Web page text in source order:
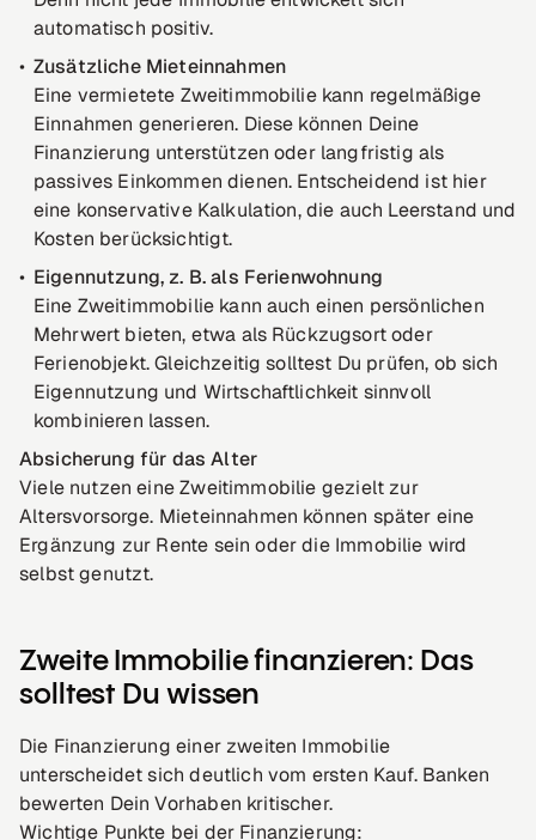
automatisch positiv.
Zusätzliche Mieteinnahmen
Eine vermietete Zweitimmobilie kann regelmäßige
Einnahmen generieren. Diese können Deine
Finanzierung unterstützen oder langfristig als
passives Einkommen dienen. Entscheidend ist hier
eine konservative Kalkulation, die auch Leerstand und
Kosten berücksichtigt.
Eigennutzung, z. B. als Ferienwohnung
Eine Zweitimmobilie kann auch einen persönlichen
Mehrwert bieten, etwa als Rückzugsort oder
Ferienobjekt. Gleichzeitig solltest Du prüfen, ob sich
Eigennutzung und Wirtschaftlichkeit sinnvoll
kombinieren lassen.
Absicherung für das Alter
Viele nutzen eine Zweitimmobilie gezielt zur
Altersvorsorge. Mieteinnahmen können später eine
Ergänzung zur Rente sein oder die Immobilie wird
selbst genutzt.
Zweite Immobilie finanzieren: Das
solltest Du wissen
Die Finanzierung einer zweiten Immobilie
unterscheidet sich deutlich vom ersten Kauf. Banken
bewerten Dein Vorhaben kritischer.
Wichtige Punkte bei der Finanzierung: